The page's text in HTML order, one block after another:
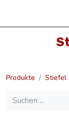
Produkte Stiefel